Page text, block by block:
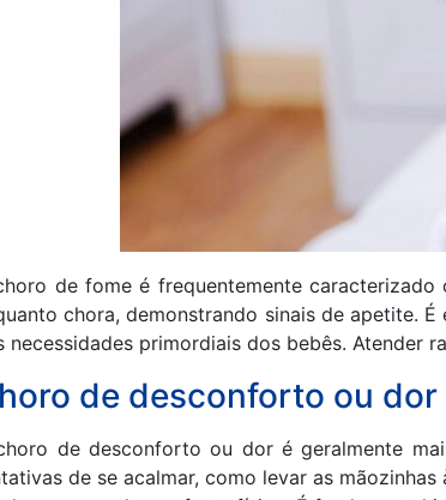
de fome é frequentemente
chora, demonstrando sinais de apetite.
necessidades primordiais dos bebês. Atender
de desconforto ou dor
de desconforto ou dor é geralmente
de se acalmar, como levar as